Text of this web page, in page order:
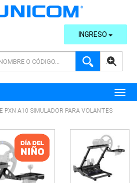
AVANZADA
INGRESO
PXN A10 SIMULADOR PARA VOLANTES